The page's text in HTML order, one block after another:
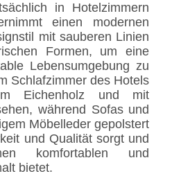
in Hotelzimmern
einen modernen
mit sauberen Linien
Formen, um eine
Lebensumgebung zu
Schlafzimmer des Hotels
Eichenholz und mit
während Sofas und
Möbelleder gepolstert
und Qualität sorgt und
komfortablen und
bietet.